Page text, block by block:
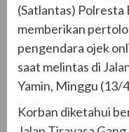
(Satlantas) Polresta
memberikan
pengendara ojek
saat melintas di
Yamin, Minggu (13/
Korban diketahui